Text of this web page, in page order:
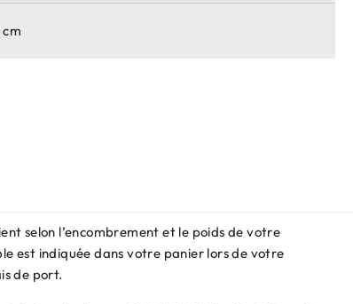
cm
selon l’encombrement et le poids de votre
est indiquée dans votre panier lors de votre
de port.